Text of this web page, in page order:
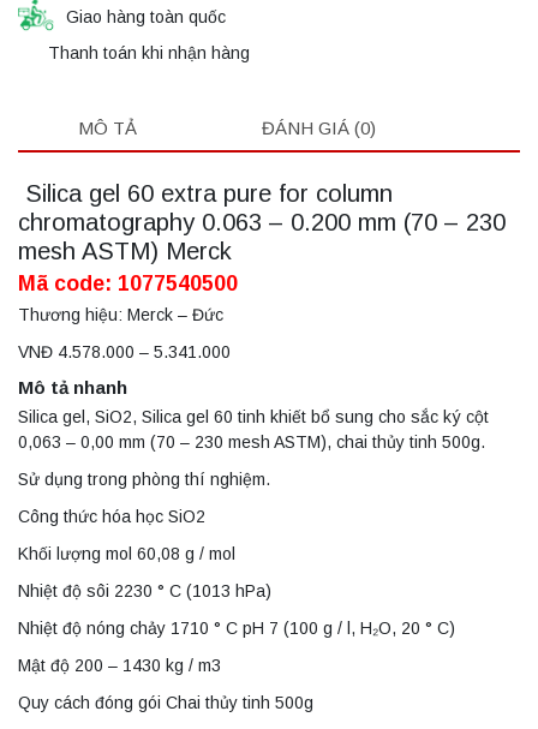
Giao hàng toàn quốc
Thanh toán khi nhận hàng
MÔ TẢ ĐÁNH GIÁ (0)
Silica gel 60 extra pure for column
chromatography 0.063 – 0.200 mm (70 – 230
mesh ASTM) Merck
Mã code: 1077540500
Thương hiệu: Merck – Đức
VNĐ 4.578.000 – 5.341.000
Mô tả nhanh
Silica gel, SiO2, Silica gel 60 tinh khiết bổ sung cho sắc ký cột
0,063 – 0,00 mm (70 – 230 mesh ASTM), chai thủy tinh 500g.
Sử dụng trong phòng thí nghiệm.
Công thức hóa học SiO2
Khối lượng mol 60,08 g / mol
Nhiệt độ sôi 2230 ° C (1013 hPa)
Nhiệt độ nóng chảy 1710 ° C pH 7 (100 g / l, H₂O, 20 ° C)
Mật độ 200 – 1430 kg / m3
Quy cách đóng gói Chai thủy tinh 500g